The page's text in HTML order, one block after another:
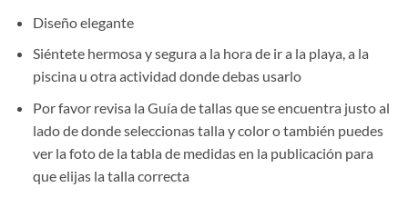
Diseño elegante
Siéntete hermosa y segura a la hora de ir a la playa, a la
piscina u otra actividad donde debas usarlo
Por favor revisa la Guía de tallas que se encuentra justo al
lado de donde seleccionas talla y color o también puedes
ver la foto de la tabla de medidas en la publicación para
que elijas la talla correcta